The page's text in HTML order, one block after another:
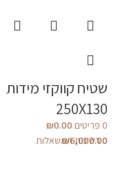
0 פריטים ₪0.00
0רשימת המשאלות
שטיח קווקזי מידות
250X130
₪6,000.00